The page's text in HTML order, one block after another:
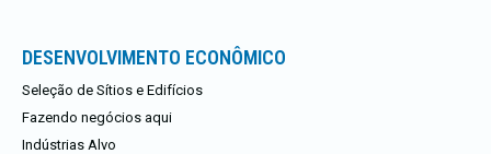
DESENVOLVIMENTO ECONÔMICO
Seleção de Sítios e Edifícios
Fazendo negócios aqui
Indústrias Alvo